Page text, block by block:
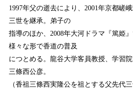
1997年父の逝去により、2001年京都嵯
三世を継承。弟子の
指導のほか、2008年大河ドラマ『篤姫
様々な形で香道の普及
につとめる。龍谷大学客員教授、学習
三條西公彦。
（香祖三條西実隆公を祖とする父先代